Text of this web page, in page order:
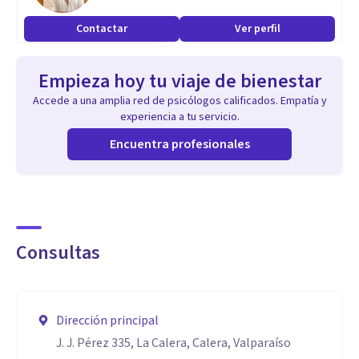
Contactar Ver perfil
Empieza hoy tu viaje de bienestar
Accede a una amplia red de psicólogos calificados. Empatía y
experiencia a tu servicio.
Encuentra profesionales
Consultas
Dirección principal
J. J. Pérez 335, La Calera, Calera, Valparaíso